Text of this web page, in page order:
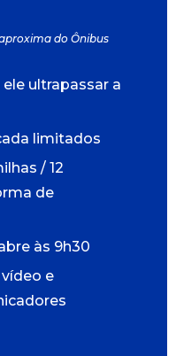
do Ônibus
ultrapassar a
limitados
/ 12
de
às 9h30
e